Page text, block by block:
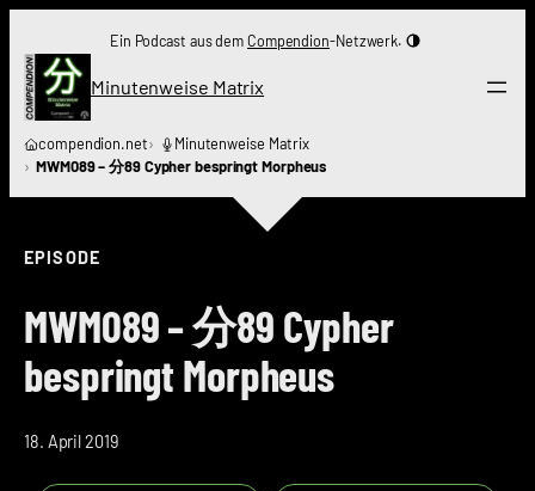
Inhalt
springen
Ein Podcast aus dem Compendion-Netzwerk.
Minutenweise Matrix
compendion.net
Minutenweise Matrix
MWM089 – 分89 Cypher bespringt Morpheus
EPISODE
MWM089 – 分89 Cypher
bespringt Morpheus
18. April 2019